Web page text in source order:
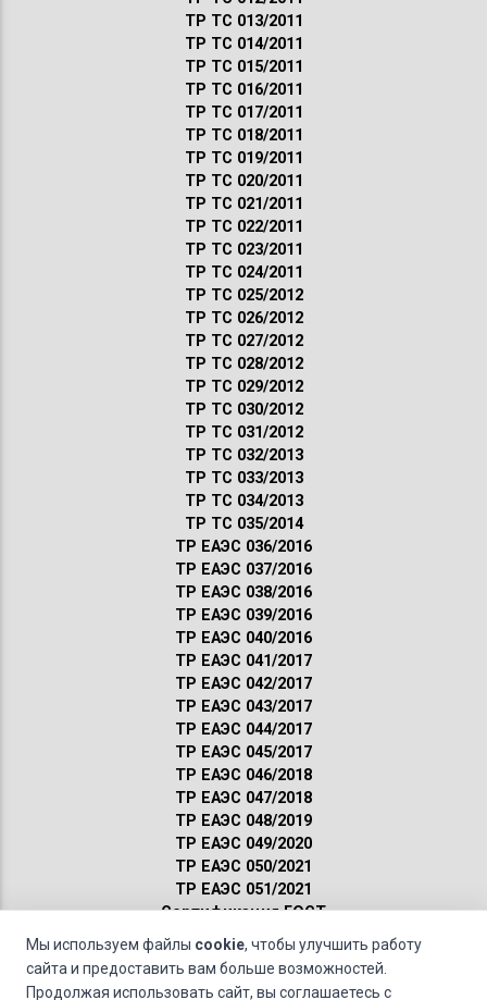
ТР ТС 013/2011
ТР ТС 014/2011
ТР ТС 015/2011
ТР ТС 016/2011
ТР ТС 017/2011
ТР ТС 018/2011
ТР ТС 019/2011
ТР ТС 020/2011
ТР ТС 021/2011
ТР ТС 022/2011
ТР ТС 023/2011
ТР ТС 024/2011
ТР ТС 025/2012
ТР ТС 026/2012
ТР ТС 027/2012
ТР ТС 028/2012
ТР ТС 029/2012
ТР ТС 030/2012
ТР ТС 031/2012
ТР ТС 032/2013
ТР ТС 033/2013
ТР ТС 034/2013
ТР ТС 035/2014
ТР ЕАЭС 036/2016
ТР ЕАЭС 037/2016
ТР ЕАЭС 038/2016
ТР ЕАЭС 039/2016
ТР ЕАЭС 040/2016
ТР ЕАЭС 041/2017
ТР ЕАЭС 042/2017
ТР ЕАЭС 043/2017
ТР ЕАЭС 044/2017
ТР ЕАЭС 045/2017
ТР ЕАЭС 046/2018
ТР ЕАЭС 047/2018
ТР ЕАЭС 048/2019
ТР ЕАЭС 049/2020
ТР ЕАЭС 050/2021
ТР ЕАЭС 051/2021
Сертификация ГОСТ
Санитарные нормы
Пожарные нормы
Мы используем файлы cookie, чтобы улучшить работу
сайта и предоставить вам больше возможностей.
Продолжая использовать сайт, вы соглашаетесь с